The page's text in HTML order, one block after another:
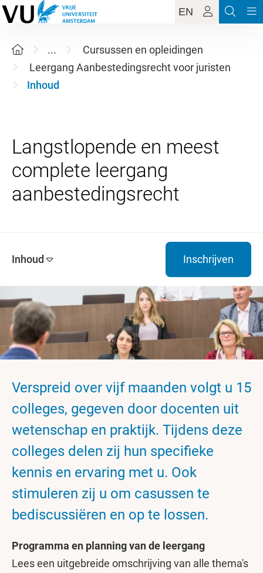
EN
...
Cursussen en opleidingen
Leergang Aanbestedingsrecht voor juristen
Inhoud
Langstlopende en meest
complete leergang
Inhoud Inschrijven
Verspreid over vijf maanden volgt u 15
colleges, gegeven door docenten uit
wetenschap en praktijk. Tijdens deze
colleges delen zij hun specifieke
kennis en ervaring met u. Ook
stimuleren zij u om casussen te
bediscussiëren en op te lossen.
Programma en planning van de leergang
Lees een uitgebreide omschrijving van alle thema's